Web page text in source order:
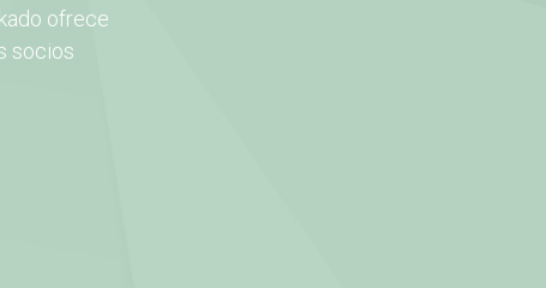
ofrece
socios